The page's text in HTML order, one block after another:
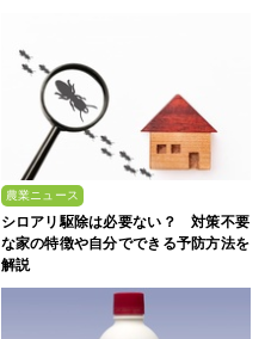
農業ニュース
シロアリ駆除は必要ない？ 対策不要
な家の特徴や自分でできる予防方法を
解説